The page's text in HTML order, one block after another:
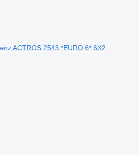
ACTROS 2543 *EURO 6* 6X2